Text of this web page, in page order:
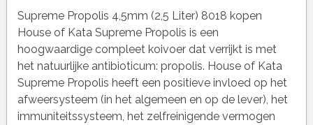
Supreme Propolis 4,5mm (2,5 Liter) 8018 kopen
House of Kata Supreme Propolis is een
hoogwaardige compleet koivoer dat verrijkt is met
het natuurlijke antibioticum: propolis. House of Kata
Supreme Propolis heeft een positieve invloed op het
afweersysteem (in het algemeen en op de lever), het
immuniteitssysteem, het zelfreinigende vermogen